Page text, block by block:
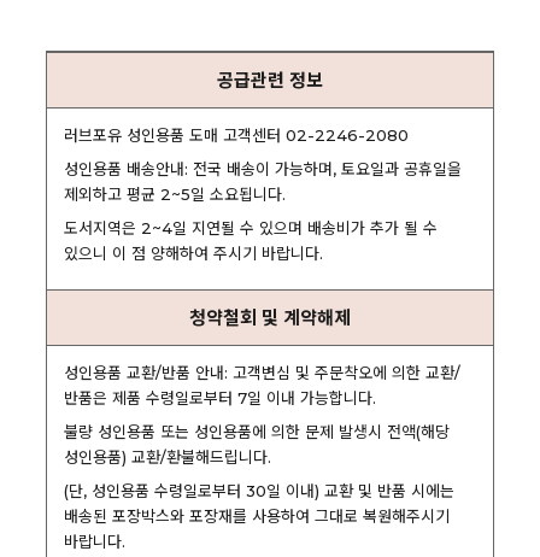
공급관련 정보
러브포유 성인용품 도매 고객센터 02-2246-2080
성인용품 배송안내: 전국 배송이 가능하며, 토요일과 공휴일을
제외하고 평균 2~5일 소요됩니다.
도서지역은 2~4일 지연될 수 있으며 배송비가 추가 될 수
있으니 이 점 양해하여 주시기 바랍니다.
청약철회 및 계약해제
성인용품 교환/반품 안내: 고객변심 및 주문착오에 의한 교환/
반품은 제품 수령일로부터 7일 이내 가능합니다.
불량 성인용품 또는 성인용품에 의한 문제 발생시 전액(해당
성인용품) 교환/환불해드립니다.
(단, 성인용품 수령일로부터 30일 이내) 교환 및 반품 시에는
배송된 포장박스와 포장재를 사용하여 그대로 복원해주시기
바랍니다.